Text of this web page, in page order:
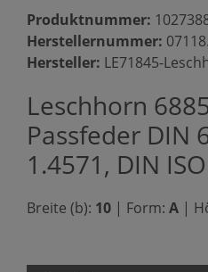
Produktnummer:
Herstellernummer:
Hersteller: LE71845-
Leschhorn
Passfeder DIN
1.4571, DIN
Breite (b): 10 | Form: A |